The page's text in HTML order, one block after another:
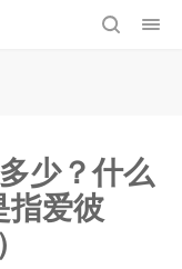
少？什么
指爱彼